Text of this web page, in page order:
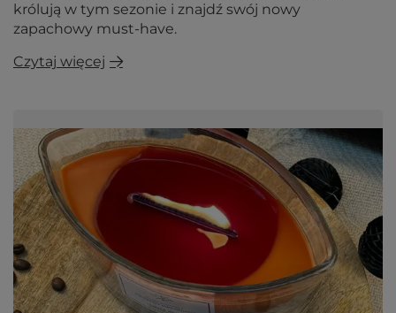
królują w tym sezonie i znajdź swój nowy
zapachowy must-have.
Czytaj więcej